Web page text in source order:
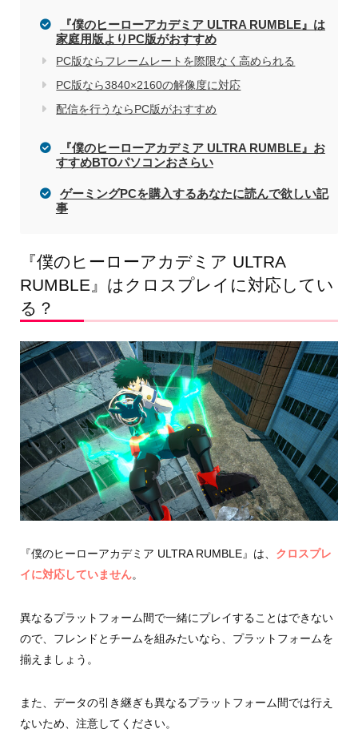
『僕のヒーローアカデミア ULTRA RUMBLE』は
家庭用版よりPC版がおすすめ
PC版ならフレームレートを際限なく高められる
PC版なら3840×2160の解像度に対応
配信を行うならPC版がおすすめ
『僕のヒーローアカデミア ULTRA RUMBLE』お
すすめBTOパソコンおさらい
ゲーミングPCを購入するあなたに読んで欲しい記
事
『僕のヒーローアカデミア ULTRA
RUMBLE』はクロスプレイに対応してい
る？
『僕のヒーローアカデミア ULTRA RUMBLE』は、 クロスプレ
イに対応していません。
異なるプラットフォーム間で一緒にプレイすることはできない
ので、フレンドとチームを組みたいなら、プラットフォームを
揃えましょう。
また、データの引き継ぎも異なるプラットフォーム間では行え
ないため、注意してください。